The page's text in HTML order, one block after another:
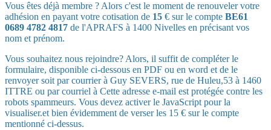
Vous êtes déjà membre ? Alors c'est le moment de renouveler votre
adhésion en payant votre cotisation de 15 € sur le compte BE61
0689 4782 4817 de l'APRAFS à 1400 Nivelles en précisant vos
nom et prénom.
Vous souhaitez nous rejoindre? Alors, il suffit de compléter le
formulaire, disponible ci-dessous en PDF ou en word et de le
renvoyer soit par courrier à Guy SEVERS, rue de Huleu,53 à 1460
ITTRE ou par courriel à Cette adresse e-mail est protégée contre les
robots spammeurs. Vous devez activer le JavaScript pour la
visualiser.et bien évidemment de verser les 15 € sur le compte
mentionné ci-dessus.